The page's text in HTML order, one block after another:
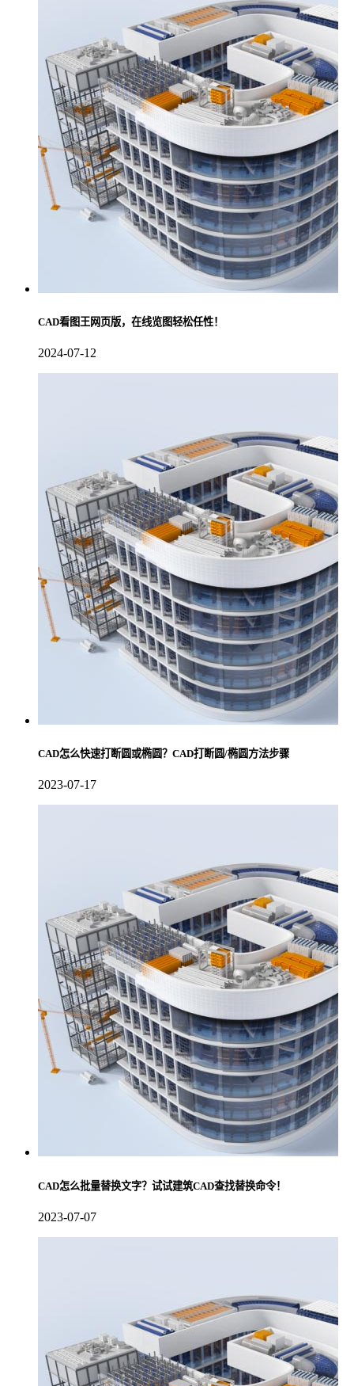
CAD看图王网页版，在线览图轻松任性！
2024-07-12
CAD怎么快速打断圆或椭圆？CAD打断圆/椭圆方法步骤
2023-07-17
CAD怎么批量替换文字？试试建筑CAD查找替换命令！
2023-07-07